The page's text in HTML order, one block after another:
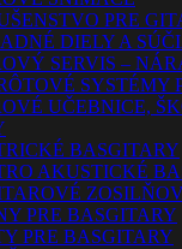
PRE
DIELY A
SERVIS –
SYSTÉMY
UČEBNICE,
BASGITARY
AKUSTICKÉ
PRE BASGITARY
PRE BASGITARY